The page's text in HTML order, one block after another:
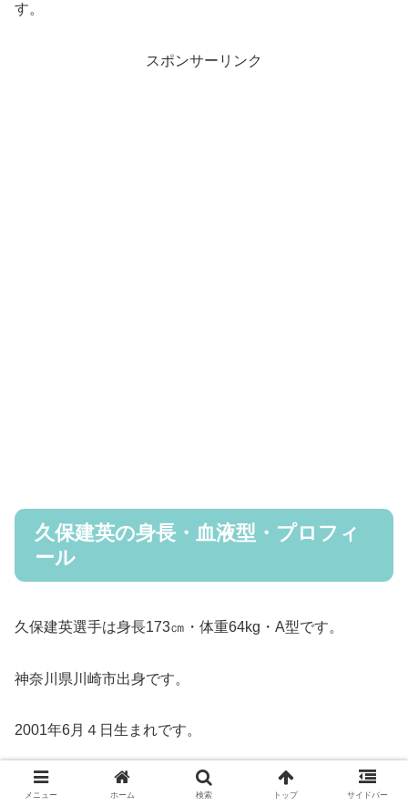
す。
スポンサーリンク
久保建英の身長・血液型・プロフィ
ール
久保建英選手は身長173㎝・体重64kg・A型です。
神奈川県川崎市出身です。
2001年6月４日生まれです。
四柱推命的には、非常にプライドが高く、負けず嫌いな性
メニュー ホーム 検索 トップ サイドバー